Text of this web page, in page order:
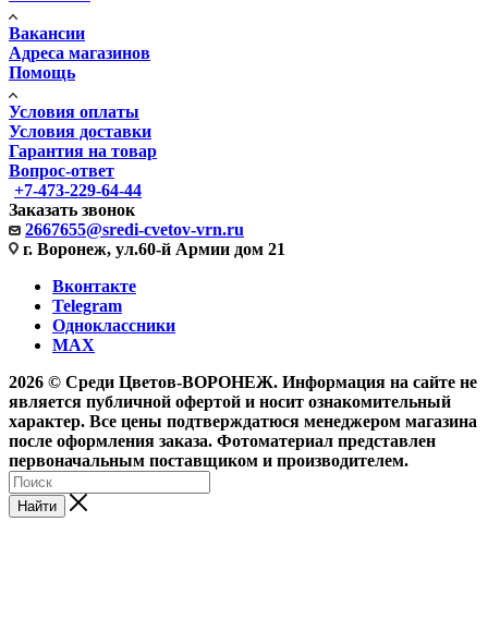
Вакансии
Адреса магазинов
Помощь
Условия оплаты
Условия доставки
Гарантия на товар
Вопрос-ответ
+7-473-229-64-44
Заказать звонок
2667655@sredi-cvetov-vrn.ru
г. Воронеж, ул.60-й Армии дом 21
Вконтакте
Telegram
Одноклассники
MAX
2026 © Среди Цветов-ВОРОНЕЖ. Информация на сайте не
является публичной офертой и носит ознакомительный
характер. Все цены подтверждатюся менеджером магазина
после оформления заказа. Фотоматериал представлен
первоначальным поставщиком и производителем.
Найти